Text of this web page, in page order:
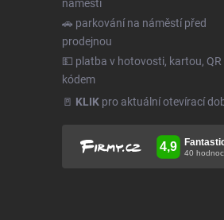
náměstí
🚗 parkování na náměstí před
prodejnou
💵 platba v hotovosti, kartou, QR
kódem
🚪 KLIK pro aktuální otevírací